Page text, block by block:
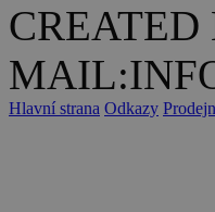
CREATED
Hlavní strana Odkazy